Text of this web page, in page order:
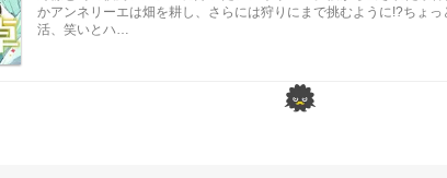
かアンネリーエは畑を耕し、さらには狩りにまで挑むように!?ちょ
活、笑いとハ…